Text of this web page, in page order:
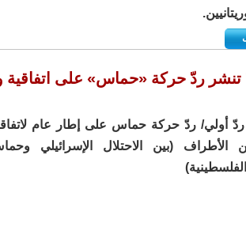
تنشر ردّ حركة «حماس» على اتفاقية
أولي/ ردّ حركة حماس على إطار عام
الأطراف (بين الاحتلال الإسرائيلي